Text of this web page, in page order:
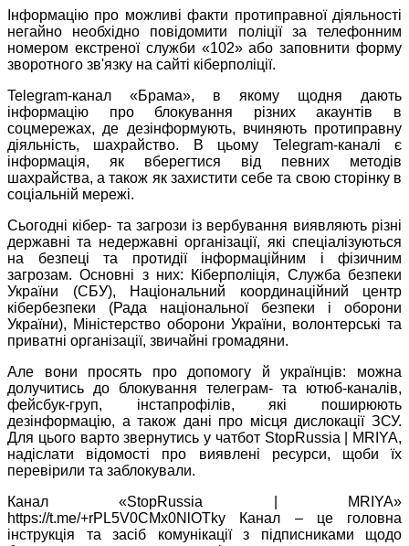
Інформацію про можливі факти протиправної діяльності
негайно необхідно повідомити поліції за телефонним
номером екстреної служби «102» або заповнити форму
зворотного зв'язку на сайті кіберполіції.
Telegram-канал «Брама», в якому щодня дають
інформацію про блокування різних акаунтів в
соцмережах, де дезінформують, вчиняють протиправну
діяльність, шахрайство. В цьому Telegram-каналі є
інформація, як вберегтися від певних методів
шахрайства, а також як захистити себе та свою сторінку в
соціальній мережі.
Сьогодні кібер- та загрози із вербування виявляють різні
державні та недержавні організації, які спеціалізуються
на безпеці та протидії інформаційним і фізичним
загрозам. Основні з них: Кіберполіція, Служба безпеки
України (СБУ), Національний координаційний центр
кібербезпеки (Рада національної безпеки і оборони
України), Міністерство оборони України, волонтерські та
приватні організації, звичайні громадяни.
Але вони просять про допомогу й українців: можна
долучитись до блокування телеграм- та ютюб-каналів,
фейсбук-груп, інстапрофілів, які поширюють
дезінформацію, а також дані про місця дислокації ЗСУ.
Для цього варто звернутись у чатбот StopRussia | MRIYA,
надіслати відомості про виявлені ресурси, щоби їх
перевірили та заблокували.
Канал «StopRussia | MRIYA»
https://t.me/+rPL5V0CMx0NlOTky Канал – це головна
інструкція та засіб комунікації з підписниками щодо